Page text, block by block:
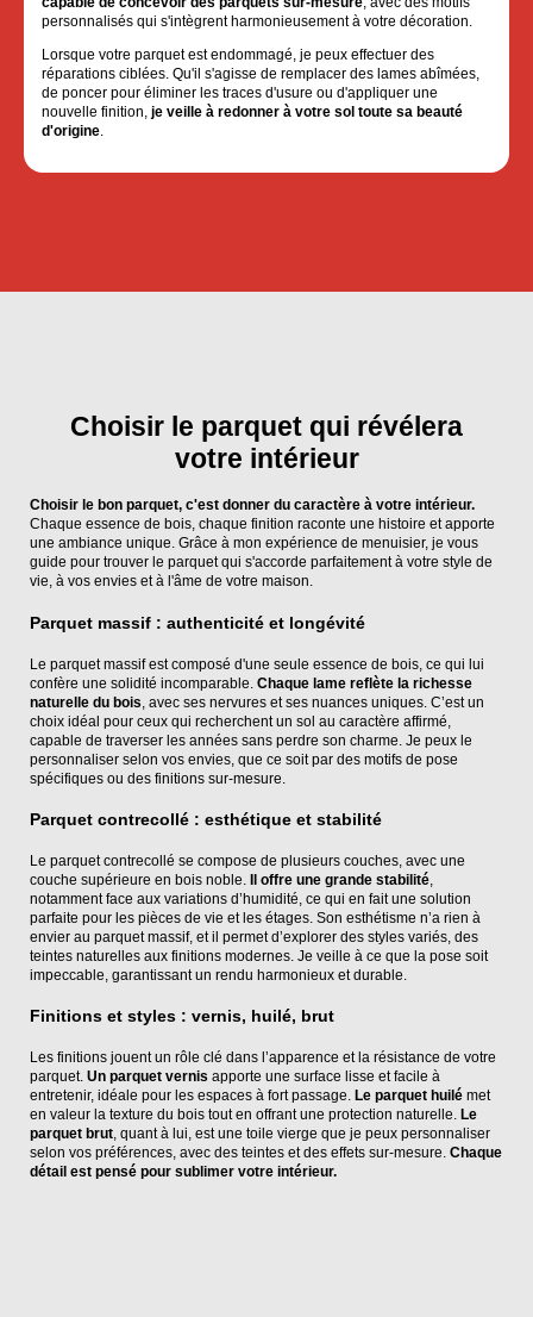
personnalisés qui s'intègrent harmonieusement à votre décoration.
Lorsque votre parquet est endommagé, je peux effectuer des
réparations ciblées. Qu'il s'agisse de remplacer des lames abîmées,
de poncer pour éliminer les traces d'usure ou d'appliquer une
nouvelle finition, je veille à redonner à votre sol toute sa beauté
d'origine.
Choisir le parquet qui révélera
votre intérieur
Choisir le bon parquet, c'est donner du caractère à votre intérieur.
Chaque essence de bois, chaque finition raconte une histoire et apporte
une ambiance unique. Grâce à mon expérience de menuisier, je vous
guide pour trouver le parquet qui s'accorde parfaitement à votre style de
vie, à vos envies et à l'âme de votre maison.
Parquet massif : authenticité et longévité
Le parquet massif est composé d'une seule essence de bois, ce qui lui
confère une solidité incomparable. Chaque lame reflète la richesse
naturelle du bois , avec ses nervures et ses nuances uniques. C’est un
choix idéal pour ceux qui recherchent un sol au caractère affirmé,
capable de traverser les années sans perdre son charme. Je peux le
personnaliser selon vos envies, que ce soit par des motifs de pose
spécifiques ou des finitions sur-mesure.
Parquet contrecollé : esthétique et stabilité
Le parquet contrecollé se compose de plusieurs couches, avec une
couche supérieure en bois noble. Il offre une grande stabilité
notamment face aux variations d’humidité, ce qui en fait une solution
parfaite pour les pièces de vie et les étages. Son esthétisme n’a rien à
envier au parquet massif, et il permet d’explorer des styles variés, des
teintes naturelles aux finitions modernes. Je veille à ce que la pose soit
impeccable, garantissant un rendu harmonieux et durable.
Finitions et styles : vernis, huilé, brut
Les finitions jouent un rôle clé dans l’apparence et la résistance de votre
parquet. Un parquet vernis apporte une surface lisse et facile à
entretenir, idéale pour les espaces à fort passage. Le parquet huilé met
en valeur la texture du bois tout en offrant une protection naturelle. Le
parquet brut, quant à lui, est une toile vierge que je peux personnaliser
selon vos préférences, avec des teintes et des effets sur-mesure. Chaque
détail est pensé pour sublimer votre intérieur.